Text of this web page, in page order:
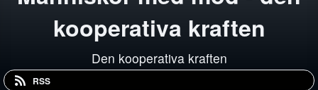
kooperativa kraften
Den kooperativa kraften
RSS